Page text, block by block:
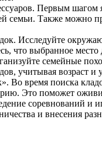
Первым шагом
семьи. Также можно
Исследуйте
что выбранное место
семейные
учитывая возраст
Во время поиска
Это поможет
соревнований и
и внесения